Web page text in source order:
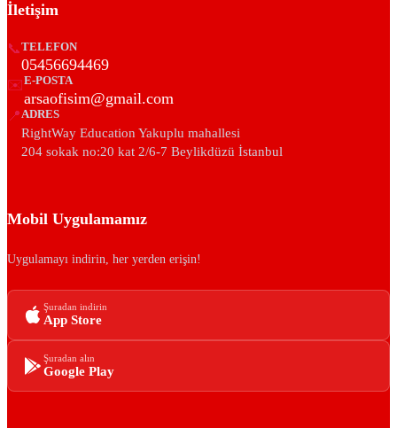
İletişim
📞TELEFON
05456694469
✉️E-POSTA
arsaofisim@gmail.com
📍ADRES
RightWay Education Yakuplu mahallesi
204 sokak no:20 kat 2/6-7 Beylikdüzü İstanbul
Mobil Uygulamamız
Uygulamayı indirin, her yerden erişin!
Şuradan indirin
App Store
Şuradan alın
Google Play